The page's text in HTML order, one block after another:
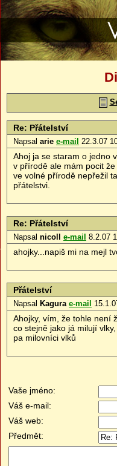
Vlčí svět -
Re: Přátelství
Napsal arie e-mail 22.3.07
Ahoj ja se staram o jedno
v přírodě ale mám pocit
ve volné přírodě nepřežil
přátelstvi.
Re: Přátelství
Napsal nicoll e-mail 8.2.07
ahojky...napiš mi na mejl
Přátelství
Napsal Kagura e-mail
Ahojky, vím, že tohle není
co stejně jako já milují
pa milovníci vlků
Vaše jméno:
Váš e-mail:
Váš web:
Předmět: